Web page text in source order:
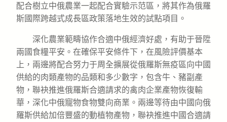
配合樹立中俄農業一起配合實驗示范區，將其作為俄羅
斯國際跨越式成長區政策落地生效的試點項目。
深化農業範疇協作合適中俄經濟好處，有助于晉陞
兩國食糧平安。在確保平安條件下，在風險評價基本
上，兩邊將配合努力于周全擴展從俄羅斯無疫區向中國
供給的肉類產物的品類和多少數字，包含牛、豬副產
物，聯袂推進俄羅斯合適請求的禽肉企業產物恢復輸
華，深化中俄寵物食物雙向商業。兩邊等待由中國向俄
羅斯供給加倍豐盛的動植物產物，聯袂推進中國合適請